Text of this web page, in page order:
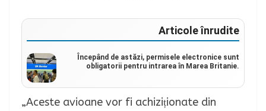
Articole înrudite
Începând de astăzi, permisele electronice sunt
obligatorii pentru intrarea în Marea Britanie.
„Aceste avioane vor fi achiziționate din